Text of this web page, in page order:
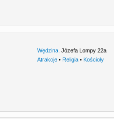
Wędzina ,Józefa Lompy 22a
Atrakcje • Religia • Kościoły